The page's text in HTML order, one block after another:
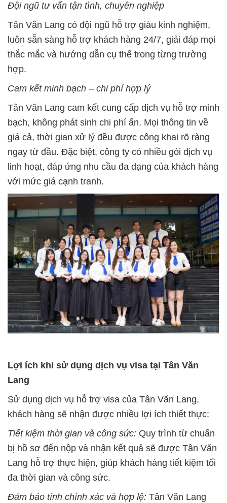
Đội ngũ tư vấn tận tình, chuyên nghiệp
Tân Văn Lang có đội ngũ hỗ trợ giàu kinh nghiệm,
luôn sẵn sàng hỗ trợ khách hàng 24/7, giải đáp mọi
thắc mắc và hướng dẫn cụ thể trong từng trường
hợp.
Cam kết minh bạch – chi phí hợp lý
Tân Văn Lang cam kết cung cấp dịch vụ hỗ trợ minh
bạch, không phát sinh chi phí ẩn. Mọi thông tin về
giá cả, thời gian xử lý đều được công khai rõ ràng
ngay từ đầu. Đặc biệt, công ty có nhiều gói dịch vụ
linh hoạt, đáp ứng nhu cầu đa dạng của khách hàng
với mức giá cạnh tranh.
Lợi ích khi sử d ụng d ịch vụ visa tại Tân Văn
Lang
Sử dụng dịch vụ hỗ trợ visa của Tân Văn Lang,
khách hàng sẽ nhận được nhiều lợi ích thiết thực:
Tiết kiệm thời gian và công sức: Quy trình từ chuẩn
bị hồ sơ đến nộp và nhận kết quả sẽ được Tân Văn
Lang hỗ trợ thực hiện, giúp khách hàng tiết kiệm tối
đa thời gian và công sức.
Đảm bảo tính chính xác và hợp lệ: Tân Văn Lang